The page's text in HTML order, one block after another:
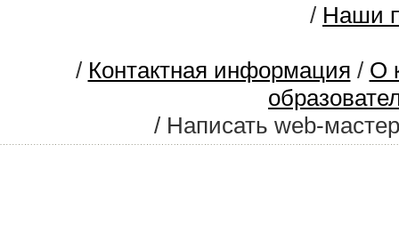
/ Наши
/ Контактная информация / О
/ Написать web-